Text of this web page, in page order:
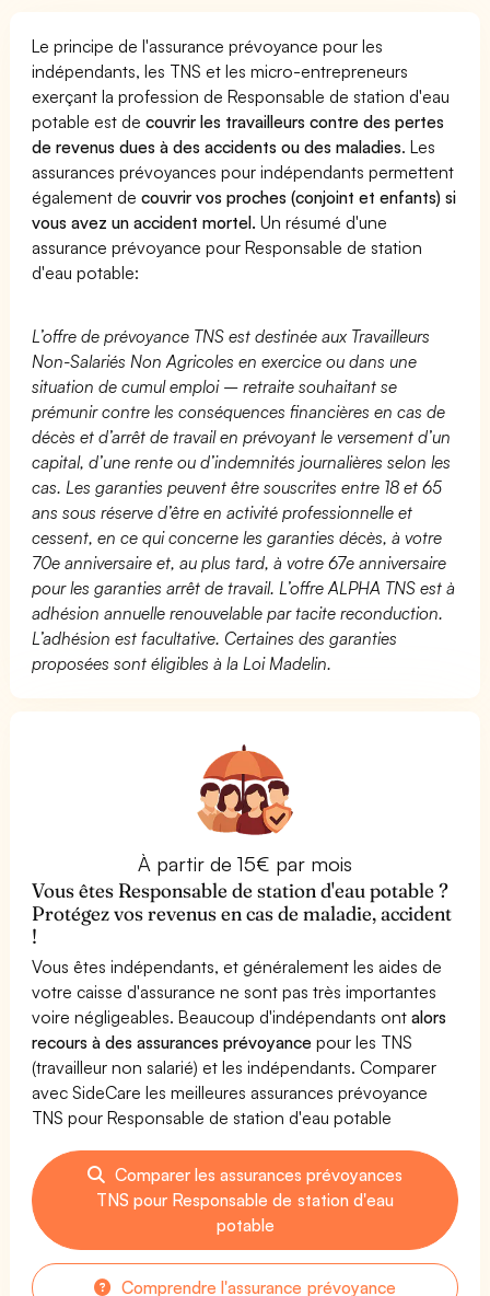
Le principe de l'assurance prévoyance pour les
indépendants, les TNS et les micro-entrepreneurs
exerçant la profession de Responsable de station d'eau
potable est decouvrir les travailleurs contre des pertes
de revenus dues à des accidents ou des maladies. Les
assurances prévoyances pour indépendants permettent
également decouvrir vos proches (conjoint et enfants) si
vous avez un accident mortel. Un résumé d'une
assurance prévoyance pour Responsable de station
d'eau potable:
L’offre de prévoyance TNS est destinée aux Travailleurs
Non-Salariés Non Agricoles en exercice ou dans une
situation de cumul emploi – retraite souhaitant se
prémunir contre les conséquences financières en cas de
décès et d’arrêt de travail en prévoyant le versement d’un
capital, d’une rente ou d’indemnités journalières selon les
cas. Les garanties peuvent être souscrites entre 18 et 65
ans sous réserve d’être en activité professionnelle et
cessent, en ce qui concerne les garanties décès, à votre
70e anniversaire et, au plus tard, à votre 67e anniversaire
pour les garanties arrêt de travail. L’offre ALPHA TNS est à
adhésion annuelle renouvelable par tacite reconduction.
L’adhésion est facultative. Certaines des garanties
proposées sont éligibles à la Loi Madelin.
À partir de 15€ par mois
Vous êtes Responsable de station d'eau potable ?
Protégez vos revenus en cas de maladie, accident
!
Vous êtes indépendants, et généralement les aides de
votre caisse d'assurance ne sont pas très importantes
voire négligeables. Beaucoup d'indépendants ontalors
recours à des assurances prévoyance pour les TNS
(travailleur non salarié) et les indépendants. Comparer
avec SideCare les meilleures assurances prévoyance
TNS pour Responsable de station d'eau potable
Comparer les assurances prévoyances
TNS pour Responsable de station d'eau
potable
Comprendre l'assurance prévoyance